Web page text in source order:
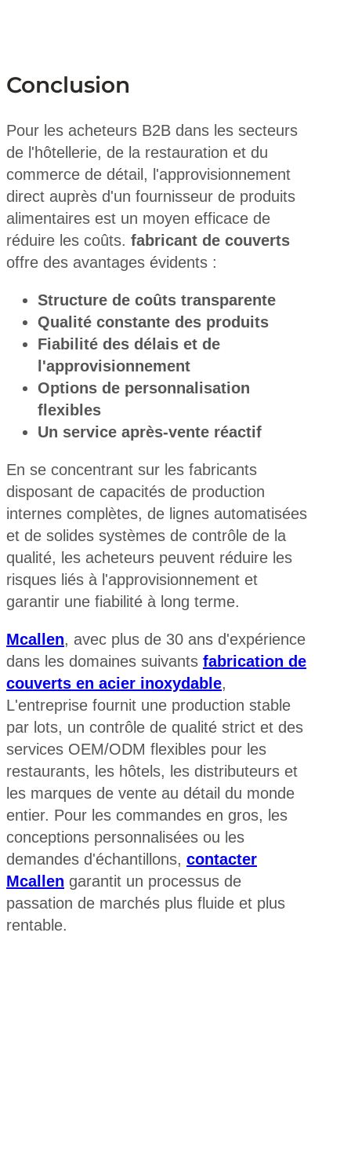
Conclusion
Pour les acheteurs B2B dans les secteurs
de l'hôtellerie, de la restauration et du
commerce de détail, l'approvisionnement
direct auprès d'un fournisseur de produits
alimentaires est un moyen efficace de
réduire les coûts. fabricant de couverts
offre des avantages évidents :
Structure de coûts transparente
Qualité constante des produits
Fiabilité des délais et de
l'approvisionnement
Options de personnalisation
flexibles
Un service après-vente réactif
En se concentrant sur les fabricants
disposant de capacités de production
internes complètes, de lignes automatisées
et de solides systèmes de contrôle de la
qualité, les acheteurs peuvent réduire les
risques liés à l'approvisionnement et
garantir une fiabilité à long terme.
Mcallen, avec plus de 30 ans d'expérience
dans les domaines suivants fabrication de
couverts en acier inoxydable,
L'entreprise fournit une production stable
par lots, un contrôle de qualité strict et des
services OEM/ODM flexibles pour les
restaurants, les hôtels, les distributeurs et
les marques de vente au détail du monde
entier. Pour les commandes en gros, les
conceptions personnalisées ou les
demandes d'échantillons, contacter
Mcallen garantit un processus de
passation de marchés plus fluide et plus
rentable.